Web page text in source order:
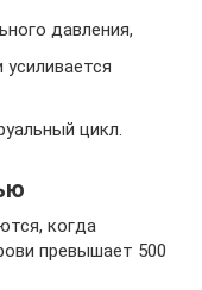
давления,
цикл.
когда
превышает 500